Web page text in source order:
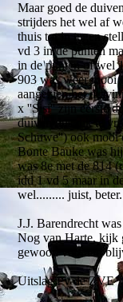
Maar goed de
strijders het wel af
thuis tot in tegen
vd 3 in de punten
in de punten of wel
903 was weer mooi
aangezien het
x ''Sisi'' zijn eerste
duiven dus dik te
Schuwe'') ook mooi
Bonte Bauke was
was 8e met de 814
idd 1 vd 5 maar in
wel......... juist, beter.
J.J. Barendrecht
Nog van Harte, kijk
gewoon vooraan
Uitslag Pv de ZVE